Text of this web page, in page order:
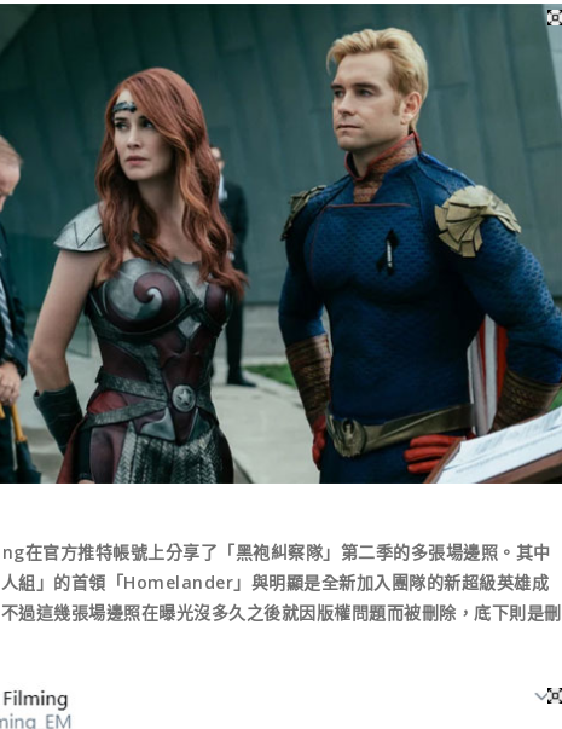
方推特帳號上分享了「黑袍糾察隊」第二季的多張場邊照。其中
組」的首領「Homelander」與明顯是全新加入團隊的新超級英雄成
過這幾張場邊照在曝光沒多久之後就因版權問題而被刪除，底下則是刪